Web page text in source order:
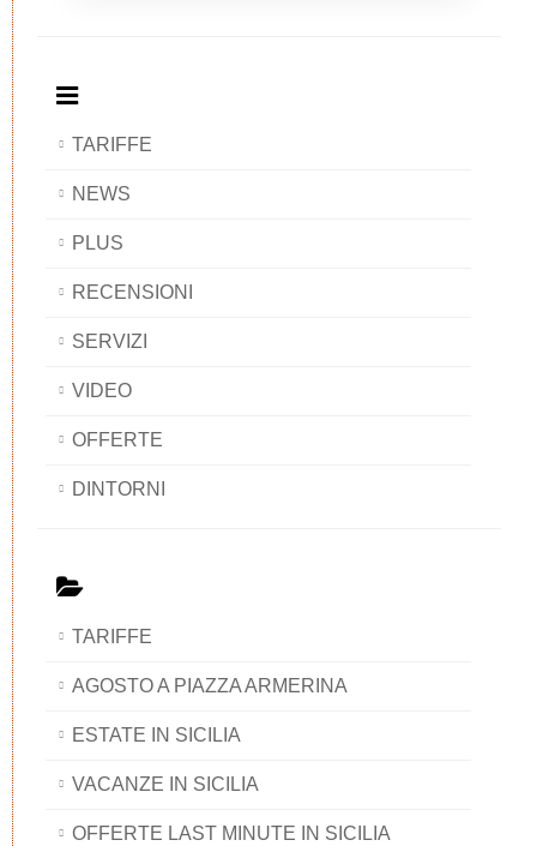
TARIFFE
NEWS
PLUS
RECENSIONI
SERVIZI
VIDEO
OFFERTE
DINTORNI
TARIFFE
AGOSTO A PIAZZA ARMERINA
ESTATE IN SICILIA
VACANZE IN SICILIA
OFFERTE LAST MINUTE IN SICILIA